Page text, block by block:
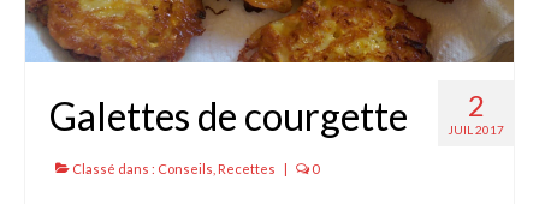
Soin des plantes
Pépinières
Arbustes de haies
2
JUIL 2017
Galettes de courgette
Classé dans : Conseils Recettes 0